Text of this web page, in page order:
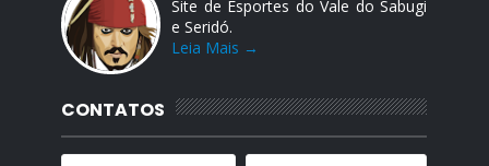
Site de Esportes do Vale do Sabugi
e Seridó.
Leia Mais →
CONTATOS